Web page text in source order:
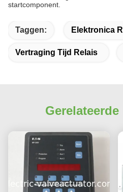
startcomponent.
Taggen: Elektronica
Vertraging Tijd Relais